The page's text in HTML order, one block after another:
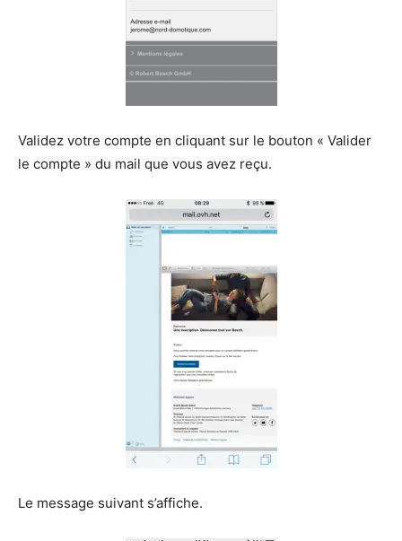
Validez votre compte en cliquant sur le bouton « Valider
le compte » du mail que vous avez reçu.
Le message suivant s’affiche.